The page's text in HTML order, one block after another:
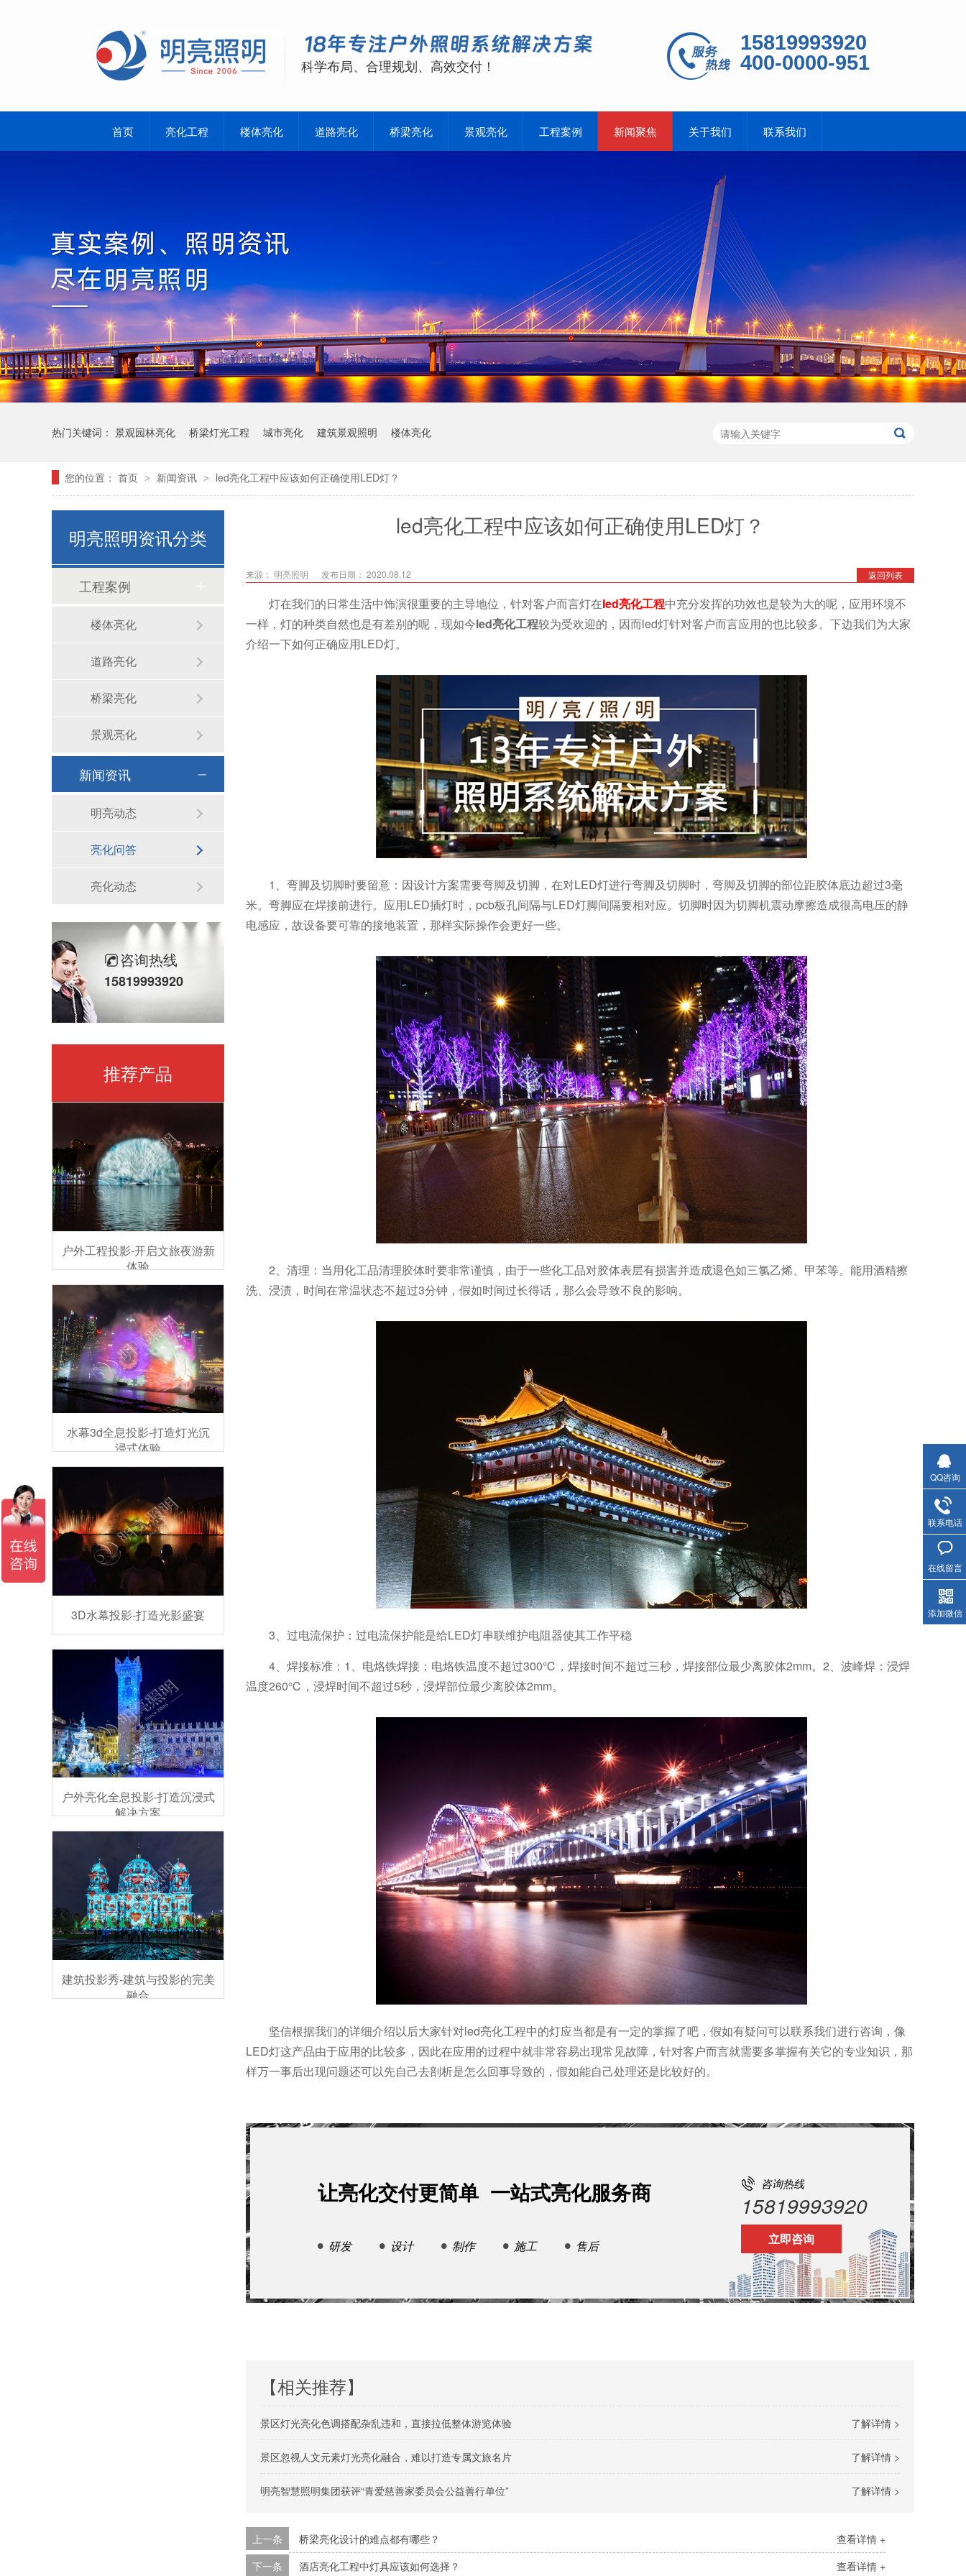
科学布局、合理规划、高效交付！
15819993920
400-0000-951
首页 亮化工程 楼体亮化 道路亮化 桥梁亮化 景观亮化 工程案例 新闻聚焦 关于我们 联系我们
热门关键词： 景观园林亮化 桥梁灯光工程 城市亮化 建筑景观照明 楼体亮化
您的位置： 首页 > 新闻资讯 > led亮化工程中应该如何正确使用LED灯？
led亮化工程中应该如何正确使用LED灯？
返回列表
来源： 明亮照明 发布日期： 2020.08.12
灯在我们的日常生活中饰演很重要的主导地位，针对客户而言灯在led亮化工程中充分发挥的功效也是较为大的呢，应用环境不
一样，灯的种类自然也是有差别的呢，现如今led亮化工程较为受欢迎的，因而led灯针对客户而言应用的也比较多。下边我们为大家
介绍一下如何正确应用LED灯。
1、弯脚及切脚时要留意：因设计方案需要弯脚及切脚，在对LED灯进行弯脚及切脚时，弯脚及切脚的部位距胶体底边超过3毫
米。弯脚应在焊接前进行。应用LED插灯时，pcb板孔间隔与LED灯脚间隔要相对应。切脚时因为切脚机震动摩擦造成很高电压的静
电感应，故设备要可靠的接地装置，那样实际操作会更好一些。
2、清理：当用化工品清理胶体时要非常谨慎，由于一些化工品对胶体表层有损害并造成退色如三氯乙烯、甲苯等。能用酒精擦
洗、浸渍，时间在常温状态不超过3分钟，假如时间过长得话，那么会导致不良的影响。
3、过电流保护：过电流保护能是给LED灯串联维护电阻器使其工作平稳
4、焊接标准：1、电烙铁焊接：电烙铁温度不超过300℃，焊接时间不超过三秒，焊接部位最少离胶体2mm。2、波峰焊：浸焊
温度260℃，浸焊时间不超过5秒，浸焊部位最少离胶体2mm。
坚信根据我们的详细介绍以后大家针对led亮化工程中的灯应当都是有一定的掌握了吧，假如有疑问可以联系我们进行咨询，像
LED灯这产品由于应用的比较多，因此在应用的过程中就非常容易出现常见故障，针对客户而言就需要多掌握有关它的专业知识，那
样万一事后出现问题还可以先自己去剖析是怎么回事导致的，假如能自己处理还是比较好的。
让亮化交付更简单 一站式亮化服务商 咨询热线
15819993920
立即咨询
研发 设计 制作 施工 售后
【相关推荐】
了解详情 >
景区灯光亮化色调搭配杂乱违和，直接拉低整体游览体验
了解详情 >
景区忽视人文元素灯光亮化融合，难以打造专属文旅名片
了解详情 >
明亮智慧照明集团获评“青爱慈善家委员会公益善行单位”
查看详情 +
上一条
桥梁亮化设计的难点都有哪些？
查看详情 +
下一条 酒店亮化工程中灯具应该如何选择？
明亮照明资讯分类
工程案例
楼体亮化
道路亮化
桥梁亮化
景观亮化
新闻资讯
明亮动态
亮化问答
亮化动态
咨询热线
15819993920
推荐产品
户外工程投影-开启文旅夜游新
体验
水幕3d全息投影-打造灯光沉
浸式体验
3D水幕投影-打造光影盛宴
户外亮化全息投影-打造沉浸式
解决方案
建筑投影秀-建筑与投影的完美
融合
QQ咨询
联系电话
在线留言
添加微信